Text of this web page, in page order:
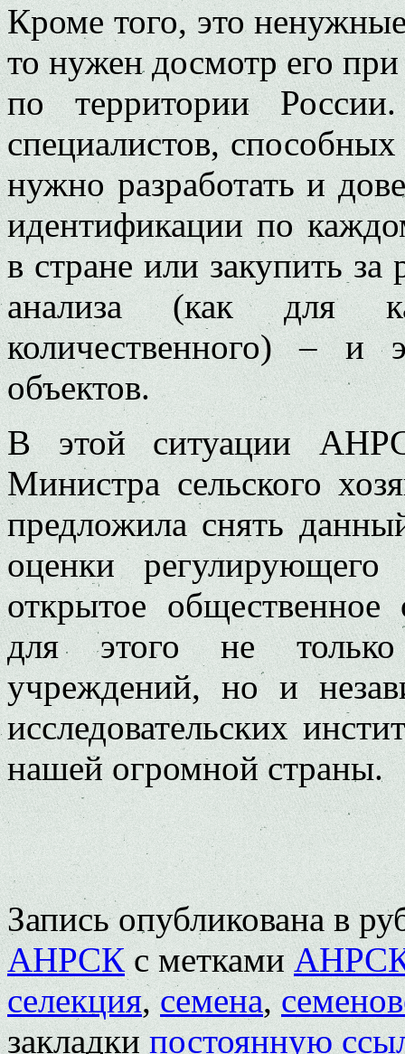
Кроме того, это
то нужен досмотр его
по территории
специалистов,
нужно разработать и
идентификации по
в стране или закупить
анализа (как для
количественного) –
объектов.
В этой ситуации
Министра сельского
предложила снять
оценки
открытое
для этого не только
учреждений, но и
исследовательских
нашей огромной страны.
Запись опубликована в
АНРСК с метками
селекция,семена,
закладкипостоянную